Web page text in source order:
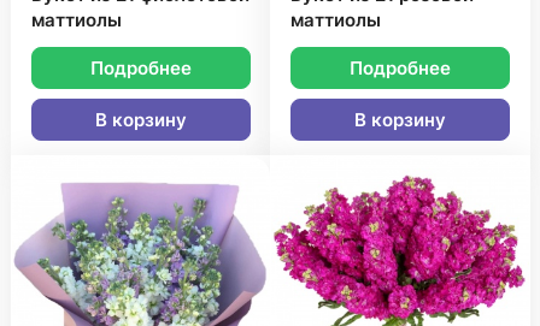
маттиолы
Подробнее
В корзину
маттиолы
Подробнее
В корзину